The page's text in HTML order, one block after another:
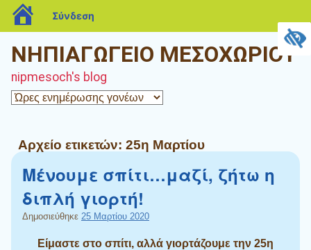
ΝΗΠΙΑΓΩΓΕΙΟ ΜΕΣΟΧΩΡΙΟΥ
nipmesoch's blog
Αρχείο ετικετών: 25η Μαρτίου
Μένουμε σπίτι…μαζί, ζήτω η
διπλή γιορτή!
Δημοσιεύθηκε 25 Μαρτίου 2020
Είμαστε στο σπίτι, αλλά γιορτάζουμε την 25η
blogs.sch.gr
Σύνδεση